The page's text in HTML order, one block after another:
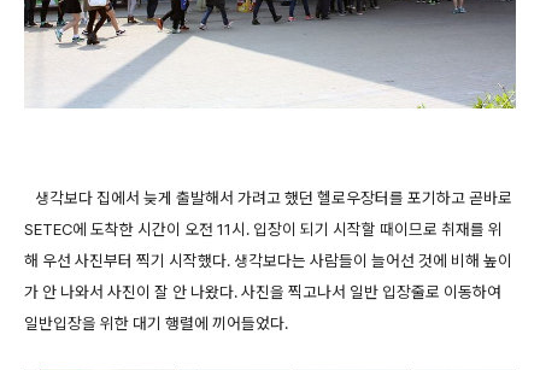
생각보다 집에서 늦게 출발해서 가려고 했던 헬로우장터를 포기하고 곧바로
SETEC에 도착한 시간이 오전 11시. 입장이 되기 시작할 때이므로 취재를 위
해 우선 사진부터 찍기 시작했다. 생각보다는 사람들이 늘어선 것에 비해 높이
가 안 나와서 사진이 잘 안 나왔다. 사진을 찍고나서 일반 입장줄로 이동하여
일반입장을 위한 대기 행렬에 끼어들었다.